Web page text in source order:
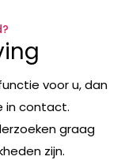
voor u, dan
in contact.
graag
zijn.